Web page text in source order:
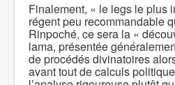
Finalement, « le legs le plus
régent peu recommandable
Rinpoché, ce sera la «
lama, présentée
de procédés divinatoires
avant tout de calculs